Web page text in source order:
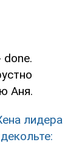
done.
Аня.
лидера